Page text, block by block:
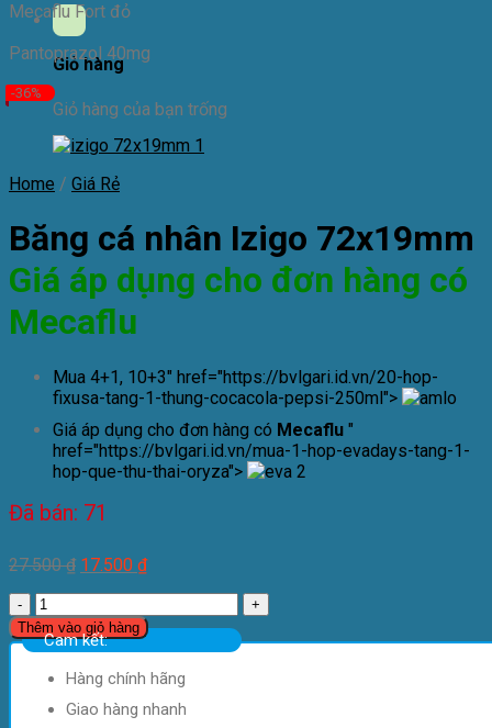
Giỏ hàng
Giỏ hàng của bạn trống
Mecaflu Fort đỏ
Pantoprazol 40mg
-36%
Home / Giá Rẻ
Băng cá nhân Izigo 72x19mm
Giá áp dụng cho đơn hàng có
Mecaflu
Mua 4+1, 10+3" href="https://bvlgari.id.vn/20-hop-
fixusa-tang-1-thung-cocacola-pepsi-250ml">
Giá áp dụng cho đơn hàng có Mecaflu "
href="https://bvlgari.id.vn/mua-1-hop-evadays-tang-1-
hop-que-thu-thai-oryza">
Đã bán: 71
27.500₫ 17.500 ₫
Băng
cá
nhân
72x19mm
Giá
Thêm vào giỏ hàng
Cam kết:
Hàng chính hãng
Giao hàng nhanh